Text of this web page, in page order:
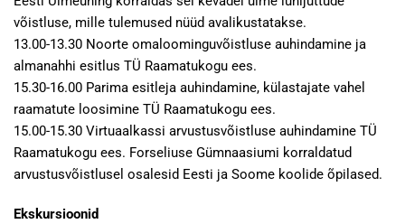
võistluse, mille tulemused nüüd avalikustatakse.
13.00-13.30 Noorte omaloominguvõistluse auhindamine ja
almanahhi esitlus TÜ Raamatukogu ees.
15.30-16.00 Parima esitleja auhindamine, külastajate vahel
raamatute loosimine TÜ Raamatukogu ees.
15.00-15.30 Virtuaalkassi arvustusvõistluse auhindamine TÜ
Raamatukogu ees. Forseliuse Gümnaasiumi korraldatud
arvustusvõistlusel osalesid Eesti ja Soome koolide õpilased.
Ekskursioonid